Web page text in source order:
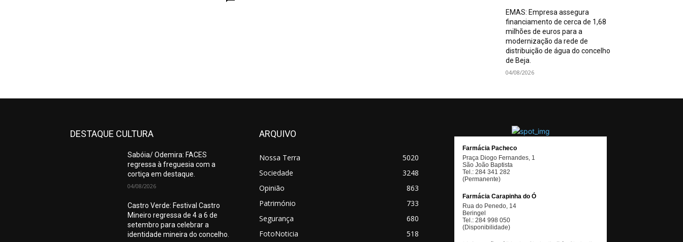
EMAS: Empresa assegura
financiamento de cerca de 1,68
milhões de euros para a
modernização da rede de
distribuição de água do concelho
de Beja.
04/08/2026
DESTAQUE CULTURA
Sabóia/ Odemira: FACES
regressa à freguesia com a
cortiça em destaque.
04/08/2026
Castro Verde: Festival Castro
Mineiro regressa de 4 a 6 de
setembro para celebrar a
identidade mineira do concelho.
ARQUIVO
Nossa Terra
5020
Sociedade
3248
Opinião
863
Património
733
Segurança
680
FotoNoticia
518